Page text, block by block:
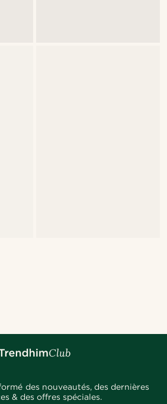
des nouveautés, des dernières
& des offres spéciales.